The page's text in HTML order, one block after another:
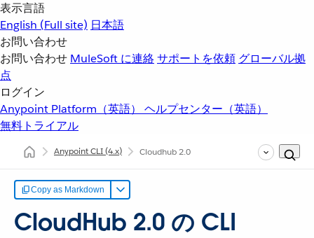
表示言語
English (Full site) 日本語
お問い合わせ
お問い合わせ MuleSoft に連絡サポートを依頼 グローバル拠
点
ログイン
Anypoint Platform（英語） ヘルプセンター（英語）
無料トライアル
Anypoint CLI(4.x) Cloudhub 2.0
Copy as Markdown
CloudHub 2.0 の CLI